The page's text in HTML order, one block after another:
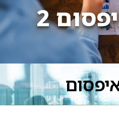
2